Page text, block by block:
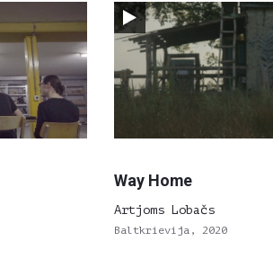
Way Home
Artjoms Lobačs
Baltkrievija, 2020